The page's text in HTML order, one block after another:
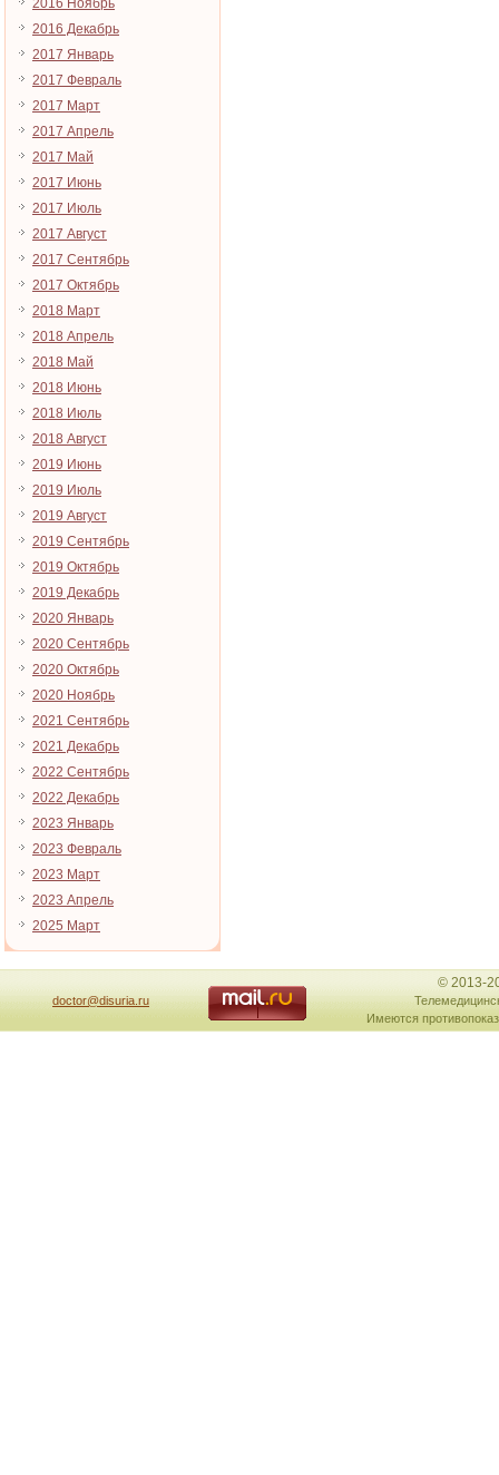
2016 Ноябрь
2016 Декабрь
2017 Январь
2017 Февраль
2017 Март
2017 Апрель
2017 Май
2017 Июнь
2017 Июль
2017 Август
2017 Сентябрь
2017 Октябрь
2018 Март
2018 Апрель
2018 Май
2018 Июнь
2018 Июль
2018 Август
2019 Июнь
2019 Июль
2019 Август
2019 Сентябрь
2019 Октябрь
2019 Декабрь
2020 Январь
2020 Сентябрь
2020 Октябрь
2020 Ноябрь
2021 Сентябрь
2021 Декабрь
2022 Сентябрь
2022 Декабрь
2023 Январь
2023 Февраль
2023 Март
2023 Апрель
2025 Март
doctor@disuria.ru
© 2013-
Имеются